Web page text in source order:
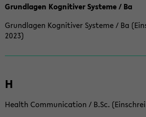
Grundlagen Kognitiver Systeme / Ba
Grundlagen Kognitiver Systeme / Ba
2023)
H
Health Communication / B.Sc.